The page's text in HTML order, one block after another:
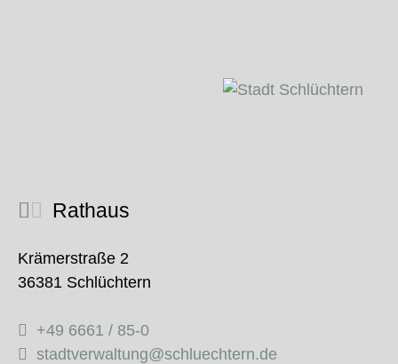
Rathaus
Krämerstraße 2
36381 Schlüchtern
+49 6661 / 85-0
stadtverwaltung@schluechtern.de